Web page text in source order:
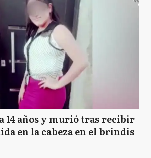
14 años y murió tras recibir
en la cabeza en el brindis